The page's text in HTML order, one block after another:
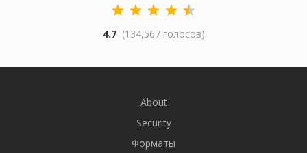
4.7 (134,567 голосов)
About
Security
Форматы